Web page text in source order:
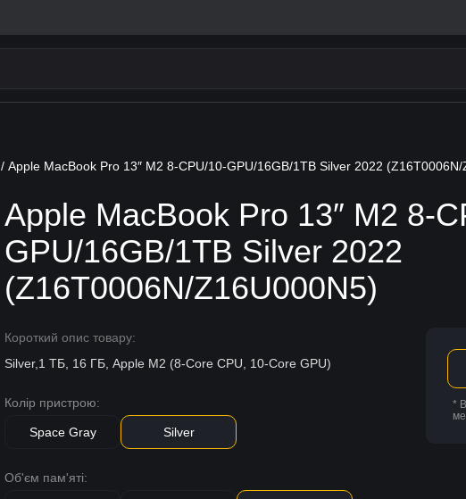
/ Apple MacBook Pro 13″ M2 8-CPU/10-GPU/16GB/1TB Silver 2022
Apple MacBook Pro 13″ M2 8-
GPU/16GB/1TB Silver 2022
(Z16T0006N/Z16U000N5)
Короткий опис товару:
Silver,1 ТБ, 16 ГБ, Apple M2 (8-Core CPU, 10-Core GPU)
Колір пристрою:
Space Gray Silver
Об'єм пам'яті:
*